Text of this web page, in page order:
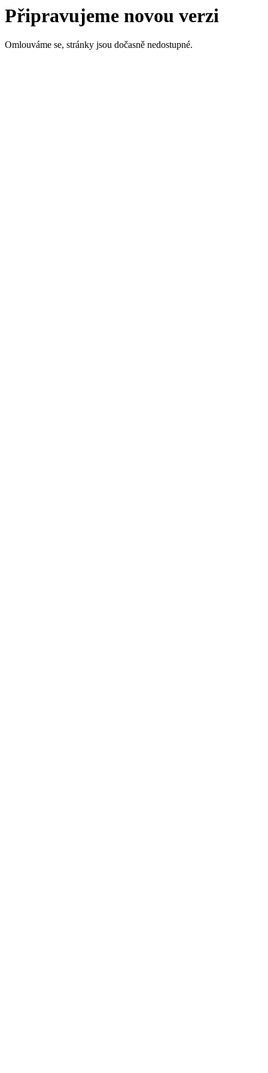
Připravujeme novou verzi
Omlouváme se, stránky jsou dočasně nedostupné.